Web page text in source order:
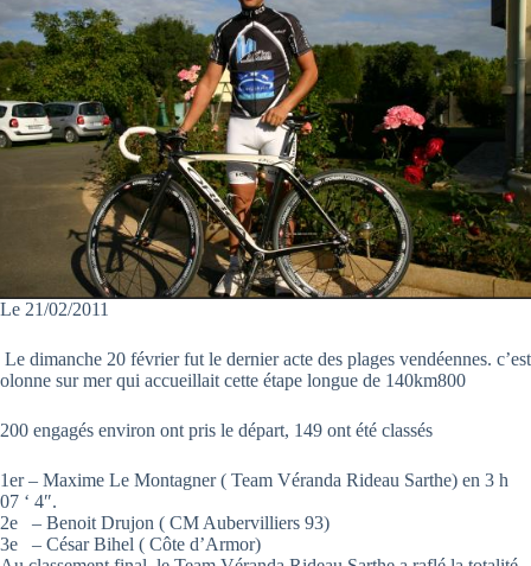
Le 21/02/2011
Le dimanche 20 février fut le dernier acte des plages vendéennes. c’est
olonne sur mer qui accueillait cette étape longue de 140km800
200 engagés environ ont pris le départ, 149 ont été classés
1er – Maxime Le Montagner ( Team Véranda Rideau Sarthe) en 3 h
07 ‘ 4″.
2e – Benoit Drujon ( CM Aubervilliers 93)
3e – César Bihel ( Côte d’Armor)